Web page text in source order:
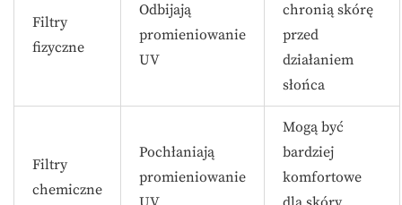
Filtry
fizyczne
Odbijają
promieniowanie
UV
chronią skórę
przed
działaniem
słońca
Filtry
chemiczne
Pochłaniają
promieniowanie
Mogą być
bardziej
komfortowe